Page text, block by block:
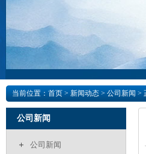
当前位置： 首页 > 新闻动态 > 公司新闻 >
公司新闻
公司新闻